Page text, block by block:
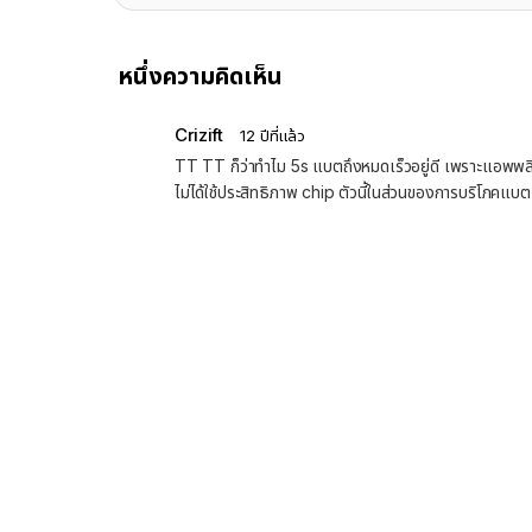
หนึ่งความคิดเห็น
Crizift 12 ปีที่แล้ว
TT TT ก็ว่าทำไม 5s แบตถึงหมดเร็วอยู่ดี เพราะแอพพ
ไม่ได้ใช้ประสิทธิภาพ chip ตัวนี้ในส่วนของการบริโภคแบ